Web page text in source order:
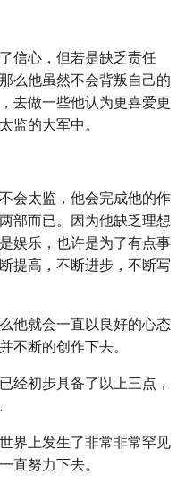
信心，但若是缺乏责任
么他虽然不会背叛自己的
去做一些他认为更喜爱更
监的大军中。
会太监，他会完成他的作
部而已。因为他缺乏理想
娱乐，也许是为了有点事
提高，不断进步，不断写
他就会一直以良好的心态
不断的创作下去。
经初步具备了以上三点，
界上发生了非常非常罕见
直努力下去。